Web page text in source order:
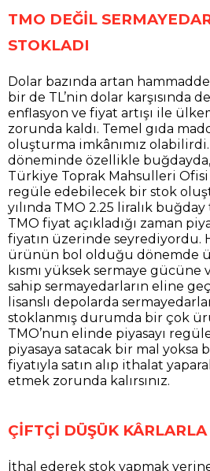
TMO DEĞİL
STOKLADI
Dolar bazında artan
bir de TL’nin dolar karşısında
enflasyon ve fiyat artışı ile
zorunda kaldı. Temel gıda
oluşturma imkânımız olabilirdi.
döneminde özellikle buğdayda,
Türkiye Toprak Mahsulleri Ofisi
regüle edebilecek bir stok
yılında TMO 2.25 liralık buğday
TMO fiyat açıkladığı zaman
fiyatın üzerinde seyrediyordu.
ürünün bol olduğu dönemde
kısmı yüksek sermaye
sahip sermayedarların eline
lisanslı depolarda
stoklanmış durumda bir çok
TMO’nun elinde piyasayı
piyasaya satacak bir mal yoksa
fiyatıyla satın alıp ithalat
etmek zorunda kalırsınız.
ÇİFTÇİ DÜŞÜK
İthal ederek stok yapmak